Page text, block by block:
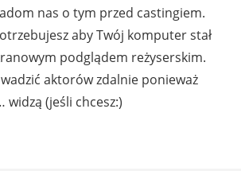
nas o tym przed castingiem.
aby Twój komputer stał
podglądem reżyserskim.
aktorów zdalnie ponieważ
widzą (jeśli chcesz:)